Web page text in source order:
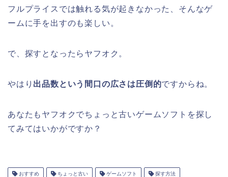
フルプライスでは触れる気が起きなかった、そんなゲ
ームに手を出すのも楽しい。
で、探すとなったらヤフオク。
やはり 出品数という間口の広さは圧倒的ですからね。
あなたもヤフオクでちょっと古いゲームソフトを探し
てみてはいかがですか？
おすすめ ちょっと古い ゲームソフト 探す方法